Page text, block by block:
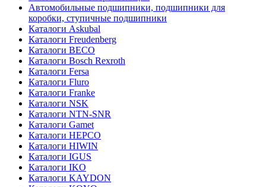
Автомобильные подшипники, подшипники для
коробки, ступичные подшипники
Каталоги Askubal
Каталоги Freudenberg
Каталоги BECO
Каталоги Bosch Rexroth
Каталоги Fersa
Каталоги Fluro
Каталоги Franke
Каталоги NSK
Каталоги NTN-SNR
Каталоги Gamet
Каталоги HEPCO
Каталоги HIWIN
Каталоги IGUS
Каталоги IKO
Каталоги KAYDON